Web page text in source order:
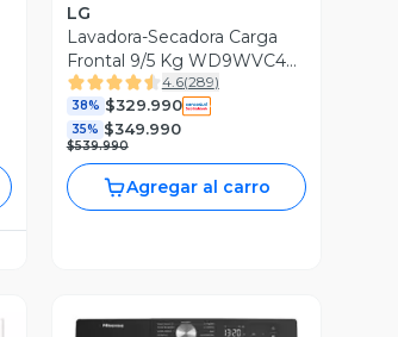
LG
Lavadora-Secadora Carga
Frontal 9/5 Kg WD9WVC4S6
AI DD
4.6(289)
38% $329.990
35% $349.990
$539.990
Agregar al carro